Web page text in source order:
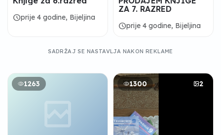
scheduleprije 4 godine, Bijeljina
ZA 7. RAZRED
scheduleprije 4 godine, Bijeljina
SADRŽAJ SE NASTAVLJA NAKON REKLAME
1263 1300 2